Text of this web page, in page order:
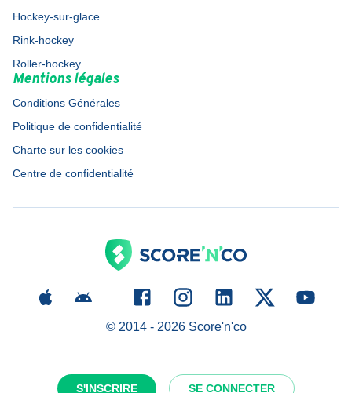
S'INSCRIRE SE CONNECTER
Hockey-sur-glace
Rink-hockey
Roller-hockey
Mentions légales
Conditions Générales
Politique de confidentialité
Charte sur les cookies
Centre de confidentialité
© 2014 - 2026Score'n'co